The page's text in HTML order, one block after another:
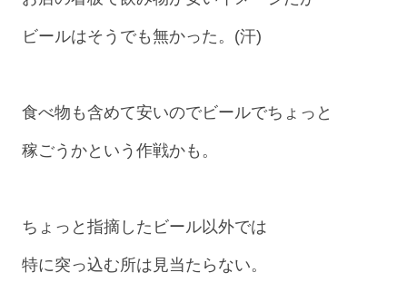
ビールはそうでも無かった。(汗)
食べ物も含めて安いのでビールでちょっと
稼ごうかという作戦かも。
ちょっと指摘したビール以外では
特に突っ込む所は見当たらない。